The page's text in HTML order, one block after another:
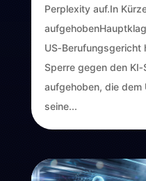
Perplexity auf.In
US‑Berufungsgericht
Sperre gegen den
aufgehoben, die dem
seine...